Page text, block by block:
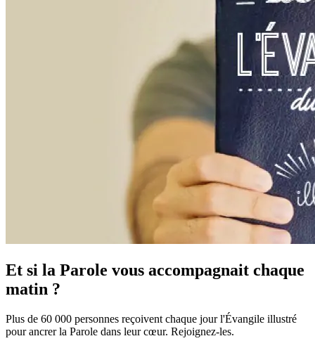
Et si la Parole vous accompagnait chaque
matin ?
Plus de 60 000 personnes reçoivent chaque jour l'Évangile illustré
pour ancrer la Parole dans leur cœur. Rejoignez-les.